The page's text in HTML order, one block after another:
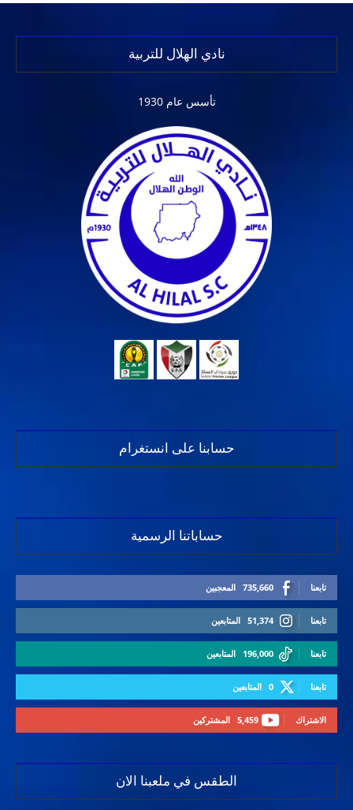
نادي الهلال للتربية
تأسس عام 1930
حسابنا على انستغرام
حساباتنا الرسمية
735,660 المعجبين تابعنا
51,374 المتابعين تابعنا
196,000 المتابعين تابعنا
0 المتابعين تابعنا
5,459 المشتركين الاشتراك
الطقس في ملعبنا الان